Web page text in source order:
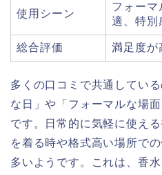
使用シーン
フォーマ
適、特別
総合評価 満足度が
多くの口コミで共通してい
な日」や「フォーマルな場
です。日常的に気軽に使え
を着る時や格式高い場所で
多いようです。これは、香